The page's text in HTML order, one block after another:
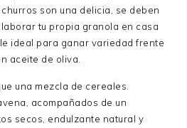
son una delicia, se deben
tu propia granola en casa
ideal para ganar variedad frente
aceite de oliva.
una mezcla de cereales.
acompañados de un
secos, endulzante natural y